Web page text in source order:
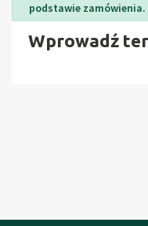
podstawie zamówienia.
Wprowadź